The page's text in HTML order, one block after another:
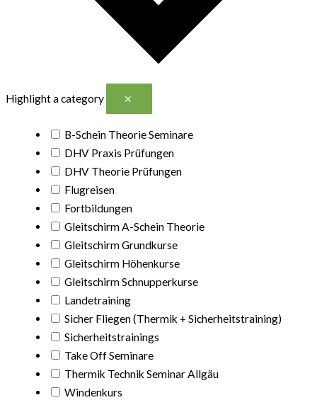
Highlight a category ✕
B-Schein Theorie Seminare
DHV Praxis Prüfungen
DHV Theorie Prüfungen
Flugreisen
Fortbildungen
Gleitschirm A-Schein Theorie
Gleitschirm Grundkurse
Gleitschirm Höhenkurse
Gleitschirm Schnupperkurse
Landetraining
Sicher Fliegen (Thermik + Sicherheitstraining)
Sicherheitstrainings
Take Off Seminare
Thermik Technik Seminar Allgäu
Windenkurs